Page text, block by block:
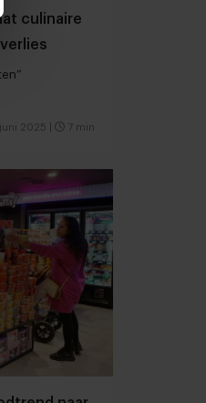
culinaire
juni 2025 7 min